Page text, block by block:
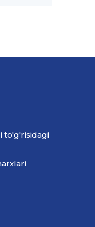
to'g'risidagi